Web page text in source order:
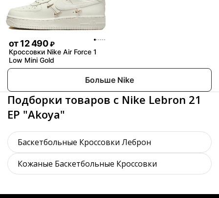
от12 490 ₽
Кроссовки Nike Air Force 1
Low Mini Gold
Больше Nike
Подборки товаров с Nike Lebron 21
EP "Akoya"
Баскетбольные Кроссовки Леброн
Кожаные Баскетбольные Кроссовки